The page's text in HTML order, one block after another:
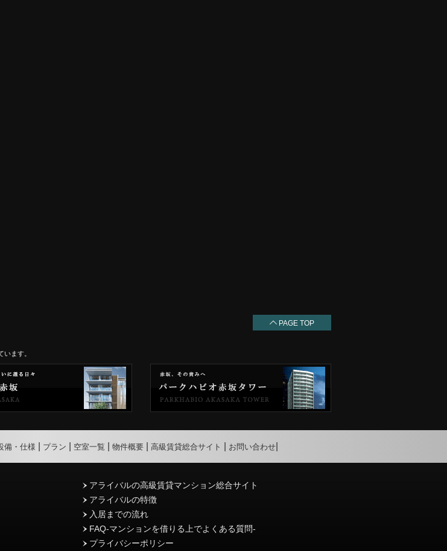
PAGE TOP
ます。
備・仕様 プラン 空室一覧 物件概要 高級賃貸総合サイト お問い合わせ
アライバルの高級賃貸マンション総合サイト
アライバルの特徴
入居までの流れ
FAQ-マンションを借りる上でよくある質問-
プライバシーポリシー